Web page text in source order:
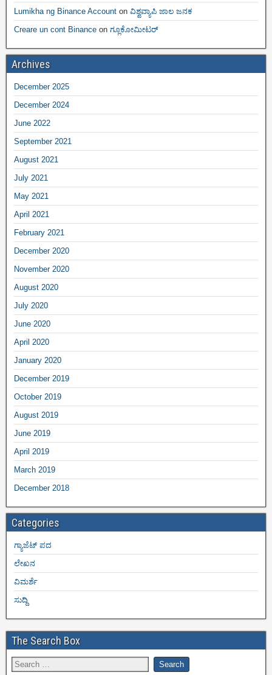
Lumikha ng Binance Account on ವಿಶ್ವವ್ಯಾಪಿ ಜಾಲ ಜನಕ
Creare un cont Binance on ಗ್ಲೂಕೋಮೀಟರ್
Archives
December 2025
December 2024
June 2022
September 2021
August 2021
July 2021
May 2021
April 2021
February 2021
December 2020
November 2020
August 2020
July 2020
June 2020
April 2020
January 2020
December 2019
October 2019
August 2019
June 2019
April 2019
March 2019
December 2018
Categories
ಗ್ಯಾಜೆಟ್ ಪದ
ಲೇಖನ
ವಿಮರ್ಶೆ
ಸುದ್ದಿ
The Search Box